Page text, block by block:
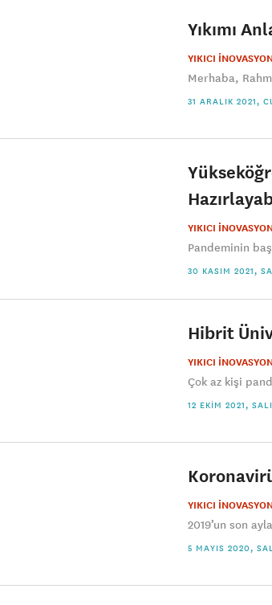
Yıkımı
YIKICI
Merhaba,
31 ARALIK 2021,
YIKICI
Pandeminin
30 KASIM 2021,
Hibrit
YIKICI
Çok az kişi
12 EKIM 2021, SALI
YIKICI
2019’un son
5 MAYIS 2020,